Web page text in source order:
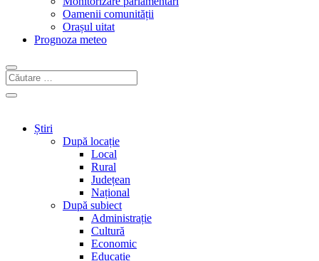
Oamenii comunității
Orașul uitat
Prognoza meteo
Știri
După locație
Local
Rural
Județean
Național
După subiect
Administrație
Cultură
Economic
Educație